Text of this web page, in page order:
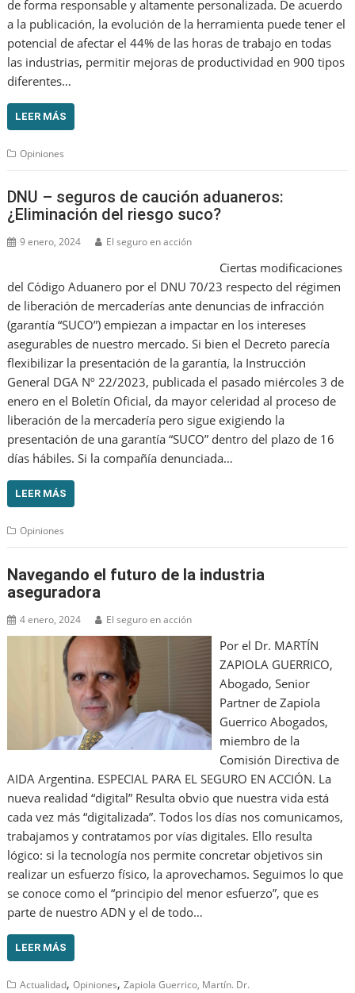
de forma responsable y altamente personalizada. De acuerdo
a la publicación, la evolución de la herramienta puede tener el
potencial de afectar el 44% de las horas de trabajo en todas
las industrias, permitir mejoras de productividad en 900 tipos
diferentes…
LEER MÁS
Opiniones
DNU – seguros de caución aduaneros:
¿Eliminación del riesgo suco?
9 enero, 2024 El seguro en acción
Ciertas modificaciones
del Código Aduanero por el DNU 70/23 respecto del régimen
de liberación de mercaderías ante denuncias de infracción
(garantía “SUCO”) empiezan a impactar en los intereses
asegurables de nuestro mercado. Si bien el Decreto parecía
flexibilizar la presentación de la garantía, la Instrucción
General DGA Nº 22/2023, publicada el pasado miércoles 3 de
enero en el Boletín Oficial, da mayor celeridad al proceso de
liberación de la mercadería pero sigue exigiendo la
presentación de una garantía “SUCO” dentro del plazo de 16
días hábiles. Si la compañía denunciada…
LEER MÁS
Opiniones
Navegando el futuro de la industria
aseguradora
4 enero, 2024 El seguro en acción
Por el Dr. MARTÍN
ZAPIOLA GUERRICO,
Abogado, Senior
Partner de Zapiola
Guerrico Abogados,
miembro de la
Comisión Directiva de
AIDA Argentina. ESPECIAL PARA EL SEGURO EN ACCIÓN. La
nueva realidad “digital” Resulta obvio que nuestra vida está
cada vez más “digitalizada”. Todos los días nos comunicamos,
trabajamos y contratamos por vías digitales. Ello resulta
lógico: si la tecnología nos permite concretar objetivos sin
realizar un esfuerzo físico, la aprovechamos. Seguimos lo que
se conoce como el “principio del menor esfuerzo”, que es
parte de nuestro ADN y el de todo…
LEER MÁS
Actualidad,Opiniones,Zapiola Guerrico, Martín. Dr.